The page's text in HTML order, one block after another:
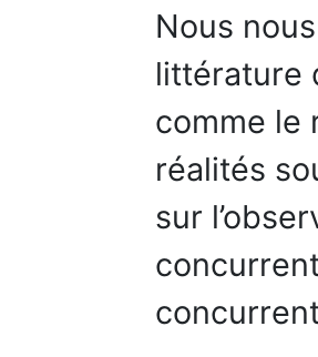
Nous
littérature
comme le
réalités
sur